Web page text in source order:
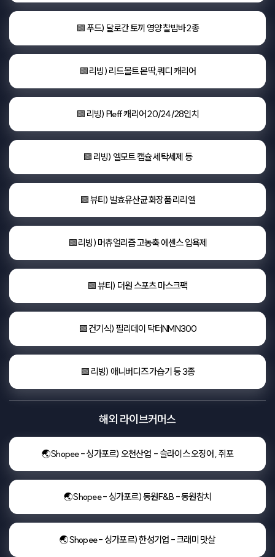
🟩 푸드) 달로간 토끼 영양 찰밥바 2종
🟩 리빙) 리드볼트 몬딱,쿼디 캐리어
🟩 리빙) Pleff 캐리어 20/24/28인치
🟩 리빙) 엘모트 캡슐 세탁세제 등
🟩 뷰티) 발효유산균 화장품 리리엘
🟩 리빙) 머츄얼리즘 고농축 에센스 입욕제
🟩 뷰티) 더원 스포츠 마스크팩
🟩 건기식) 필리데이 닥터NMN300
🟩 리빙) 애니버디즈 가습기 등 3종
해외 라이브커머스
🌏Shopee - 싱가포르) 오천산업  - 슬라이스 오징어 , 쥐포
🌏Shopee - 싱가포르) 동원F&B - 동원참치
🌏Shopee - 싱가포르) 한성기업 - 크래미 맛살